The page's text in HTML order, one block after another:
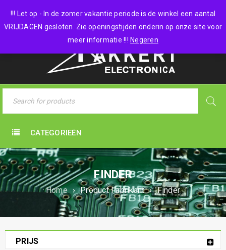
!!! Let op - In de zomer vakantie periode is de winkel een aantal
VRIJDAGEN gesloten. Zie openingstijden onderin op onze site voor
meer informatie !!! Negeren
0 items - €0,00
CATEGORIEËN
FINDER
Home › Product Fabrikant › Finder
PRIJS